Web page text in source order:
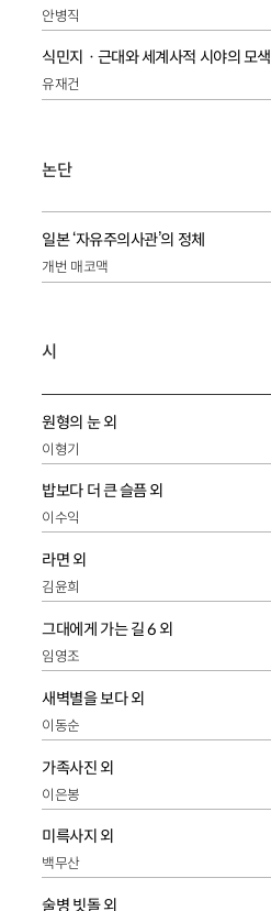
안병직
식민지ㆍ근대와 세계사적 시야의 모색
유재건
논단
일본 ‘자유주의사관’의 정체
개번 매코맥
시
원형의 눈 외
이형기
밥보다 더 큰 슬픔 외
이수익
라면 외
김윤희
그대에게 가는 길 6 외
임영조
새벽별을 보다 외
이동순
가족사진 외
이은봉
미륵사지 외
백무산
술병 빗돌 외